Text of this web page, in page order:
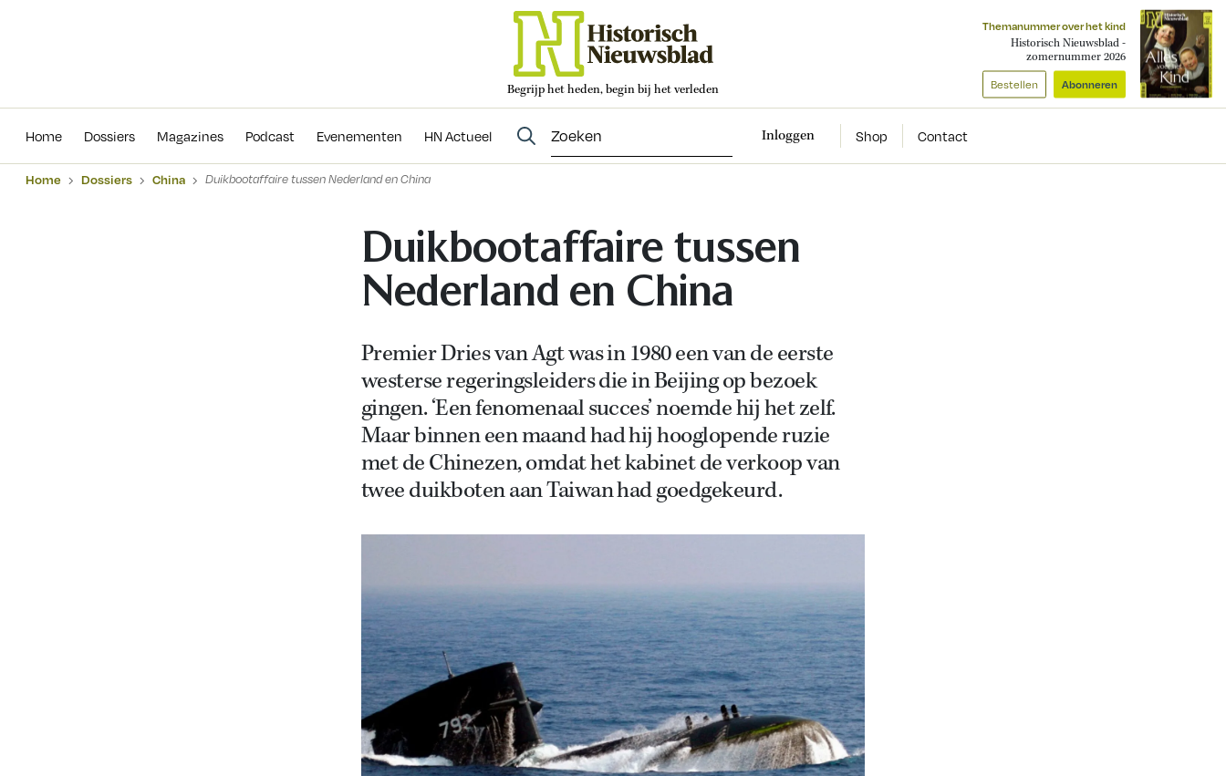
Begrijp het heden, begin bij het verleden
Themanummer over het kind
Historisch Nieuwsblad -
zomernummer 2026
Bestellen Abonneren
Home Dossiers Magazines Podcast Evenementen HN Actueel Inloggen Shop Contact
Evenementen
Home Dossiers China Duikbootaffaire tussen Nederland en China
Duikbootaffaire tussen
Nederland en China
Premier Dries van Agt was in 1980 een van de eerste
westerse regeringsleiders die in Beijing op bezoek
gingen. ‘Een fenomenaal succes’ noemde hij het zelf.
Maar binnen een maand had hij hooglopende ruzie
met de Chinezen, omdat het kabinet de verkoop van
twee duikboten aan Taiwan had goedgekeurd.